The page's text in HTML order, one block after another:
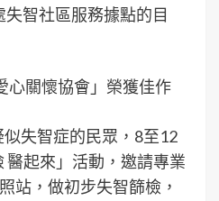
智社區服務據點的目
關懷協會」榮獲佳作
失智症的民眾，8至12
醫起來」活動，邀請專業
站，做初步失智篩檢，